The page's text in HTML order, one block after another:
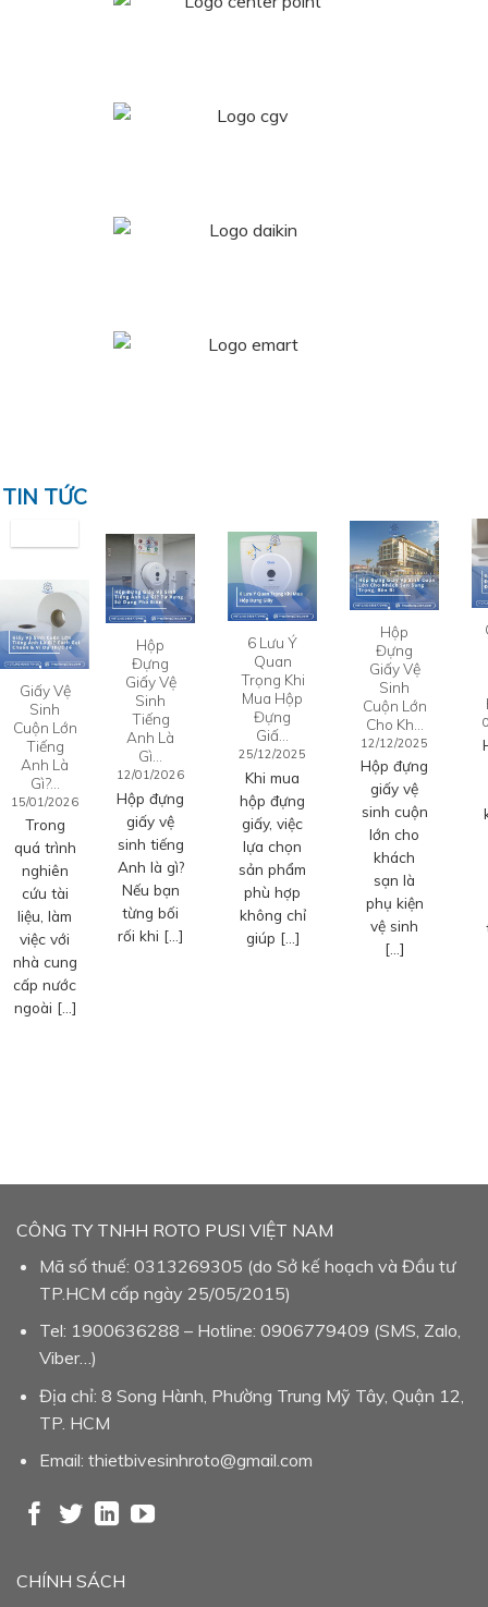
TIN TỨC
Giấy Vệ
Sinh
Cuộn Lớn
Tiếng
Anh Là
Gì?…
15/01/2026
Trong
quá trình
nghiên
cứu tài
liệu, làm
việc với
nhà cung
cấp nước
ngoài […]
Hộp
Đựng
Giấy Vệ
Sinh
Tiếng
Anh Là
Gì…
12/01/2026
Hộp đựng
giấy vệ
sinh tiếng
Anh là gì?
Nếu bạn
từng bối
rối khi […]
6 Lưu Ý
Quan
Trọng Khi
Mua Hộp
Đựng
Giấ…
25/12/2025
Khi mua
hộp đựng
giấy, việc
lựa chọn
sản phẩm
phù hợp
không chỉ
giúp […]
Hộp
Đựng
Giấy Vệ
Sinh
Cuộn Lớn
Cho Kh…
12/12/2025
Hộp đựng
giấy vệ
sinh cuộn
lớn cho
khách
sạn là
phụ kiện
vệ sinh
[…]
CÔNG TY TNHH ROTO PUSI VIỆT NAM
Mã số thuế: 0313269305 (do Sở kế hoạch và Đầu tư
TP.HCM cấp ngày 25/05/2015)
Tel: 1900636288 – Hotline: 0906779409 (SMS, Zalo,
Viber…)
Địa chỉ: 8 Song Hành, Phường Trung Mỹ Tây, Quận 12,
TP. HCM
Email: thietbivesinhroto@gmail.com
CHÍNH SÁCH